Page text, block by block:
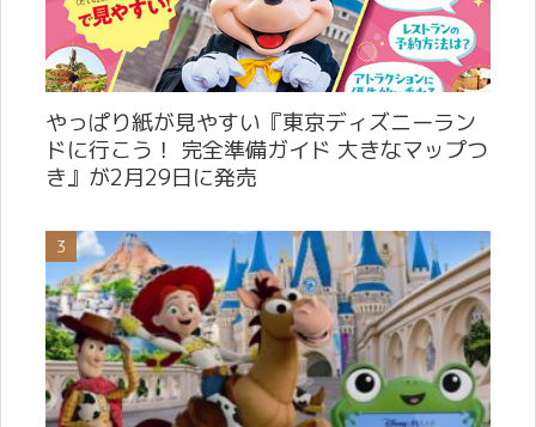
やっぱり紙が見やすい『東京ディズニーラン
ドに行こう！ 完全準備ガイド 大きなマップつ
き』が2月29日に発売